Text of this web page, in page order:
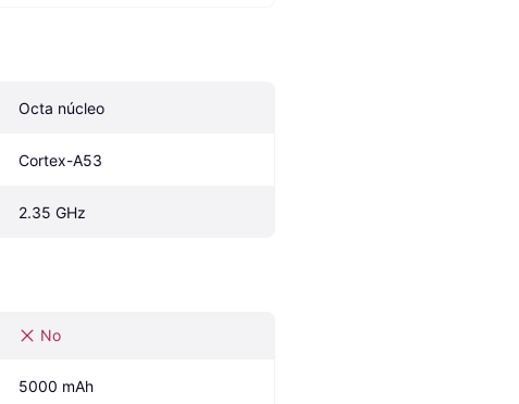
Octa núcleo
Cortex-A53
2.35 GHz
No
5000 mAh